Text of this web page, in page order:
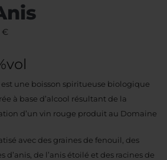
€
est une boisson spiritueuse biologique
à base d’alcool résultant de la
d’un vin rouge produit au Domaine
avec des graines de fenouil, des
d’anis, de l’anis étoilé et des racines de